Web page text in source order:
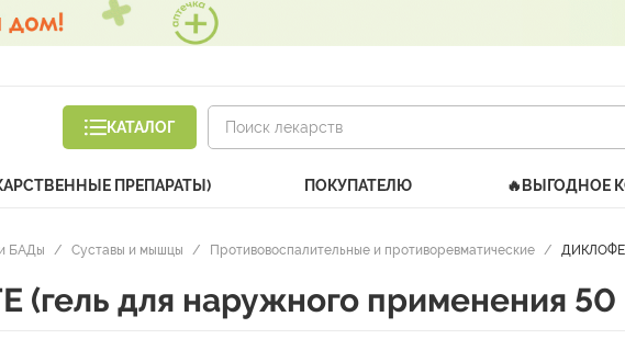
КАТАЛОГ
ПРЕПАРАТЫ) ПОКУПАТЕЛЮ 🔥ВЫГОДНОЕ
БАДы / Суставы и мышцы / Противовоспалительные и противоревматические /
для наружного применения 50